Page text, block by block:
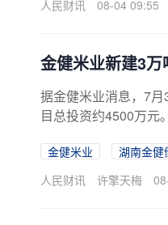
人民财讯 08-04 09:55
金健米业新建3
据金健米业消息，7
目总投资约4500万元
金健米业
湖南金健
人民财讯
许擎天梅